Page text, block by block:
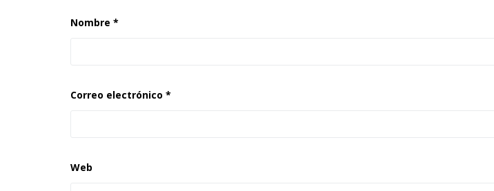
Nombre *
Correo electrónico *
Web